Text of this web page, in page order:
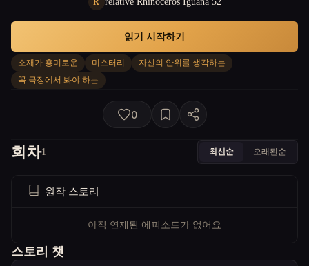
소재가 흥미로운 미스터리
자신의 안위를 생각하는
꼭 극장에서 봐야 하는
읽기 시작하기
0
회차1 최신순 오래된순
원작 스토리
아직 연재된 에피소드가 없어요
스토리 챗